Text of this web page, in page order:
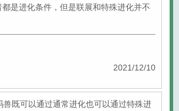
是进化条件，但是联展和特殊进化并不
2021/12/10
兽既可以通过通常进化也可以通过特殊进